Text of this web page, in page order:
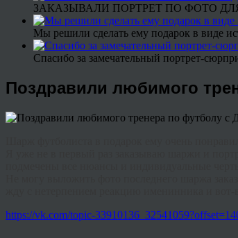
ЗАКАЗЫВАЛИ ПОРТРЕТ ПО ФОТО
Мы решили сделать ему подарок в виде
Спасибо за замечательный портрет-
Поздравили любимого
https://vk.com/topic-